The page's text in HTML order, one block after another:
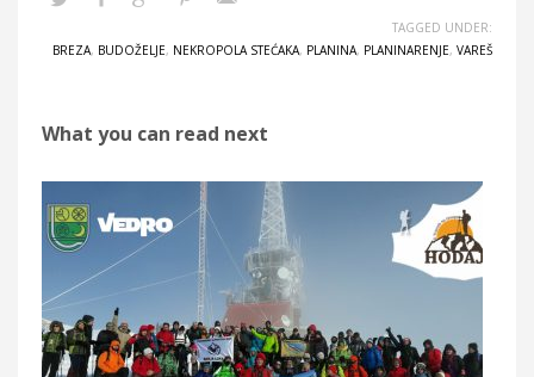
TAGGED UNDER:
BREZA, BUDOŽELJE, NEKROPOLA STEĆAKA, PLANINA, PLANINARENJE, VAREŠ
What you can read next